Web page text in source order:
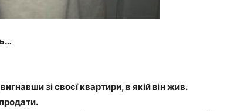
зі своєї квартири, в якій він жив.